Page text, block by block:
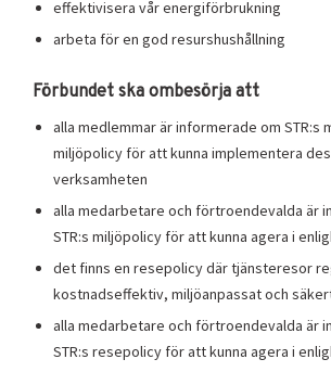
effektivisera vår energiförbrukning
arbeta för en god resurshushållning
Förbundet ska ombesörja att
alla medlemmar är informerade om STR:s
miljöpolicy för att kunna implementera
verksamheten
alla medarbetare och förtroendevalda är
STR:s miljöpolicy för att kunna agera i
det finns en resepolicy där tjänsteresor
kostnadseffektiv, miljöanpassat och
alla medarbetare och förtroendevalda är
STR:s resepolicy för att kunna agera i